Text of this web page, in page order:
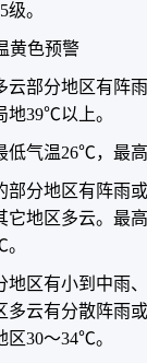
。
黄色预警
部分地区有阵
地39℃以上。
低气温26℃，最
分地区有阵雨
地区多云。最
地区有小到中雨
云有分散阵雨
30～34℃。